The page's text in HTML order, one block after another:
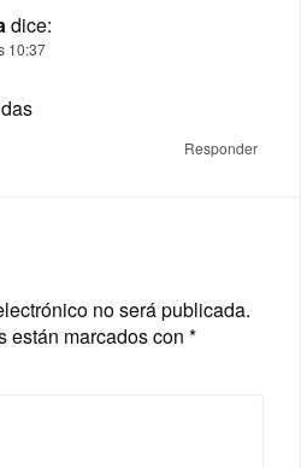
dice:
10:37
Responder
no será publicada.
están marcados con *